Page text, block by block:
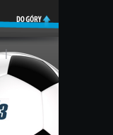
|